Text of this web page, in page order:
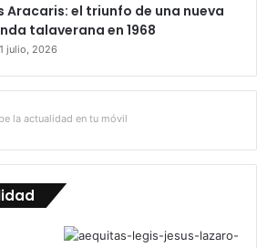
Aracaris: el triunfo de una nueva
talaverana en 1968
julio, 2026
la actualidad en tu móvil